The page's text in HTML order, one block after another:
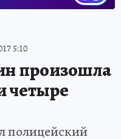
5:10
произошла
четыре
полицейский